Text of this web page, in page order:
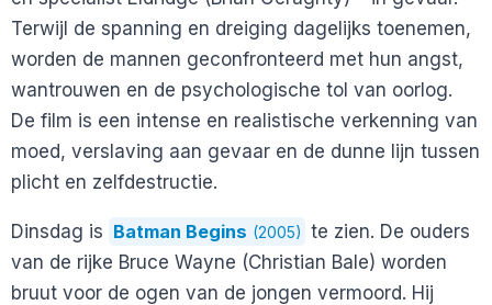
Terwijl de spanning en dreiging dagelijks toenemen,
worden de mannen geconfronteerd met hun angst,
wantrouwen en de psychologische tol van oorlog.
De film is een intense en realistische verkenning van
moed, verslaving aan gevaar en de dunne lijn tussen
plicht en zelfdestructie.
Dinsdag is Batman Begins (2005)
te zien. De ouders
van de rijke Bruce Wayne (Christian Bale) worden
bruut voor de ogen van de jongen vermoord. Hij